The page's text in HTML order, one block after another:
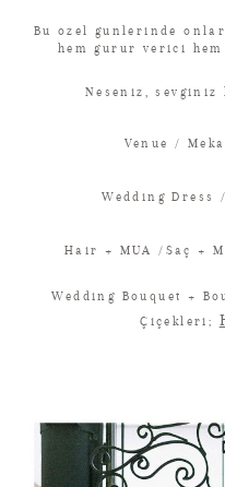
Bu ozel gunlerinde
hem gurur verici
Neseniz,
Venue /
Wedding Dress
Hair + MUA /Saç +
Wedding Bouquet +
Çiçekleri;